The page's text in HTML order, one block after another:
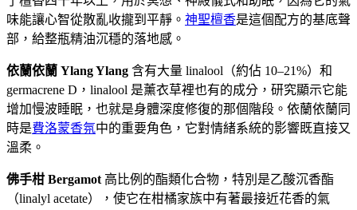
味能讓心智從散亂收攏到平靜。 神聖檀香是這個配方的基底聲
部，給整瓶精油沉穩的落地感。
依蘭依蘭 Ylang Ylang 含有大量 linalool（約佔 10–21%）和
germacrene D，linalool 是薰衣草裡也有的成分，研究顯示它能
增加慢波睡眠，也就是身體深度修復的那個階段。依蘭依蘭同
時是費洛蒙香氛中的重要角色，它對情緒系統的影響既直接又
溫柔。
佛手柑 Bergamot高比例的酯類化合物，特別是乙酸沉香酯
（linalyl acetate），使它在柑橘家族中有著最接近花香的氣